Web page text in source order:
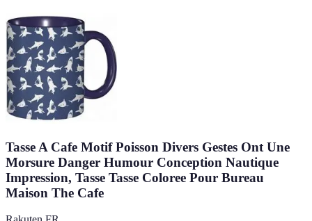
Tasse A Cafe Motif Poisson Divers Gestes Ont Une
Morsure Danger Humour Conception Nautique
Impression, Tasse Tasse Coloree Pour Bureau
Maison The Cafe